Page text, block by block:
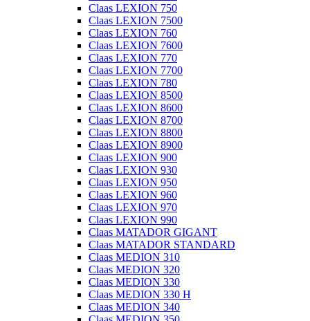
Claas LEXION 750
Claas LEXION 7500
Claas LEXION 760
Claas LEXION 7600
Claas LEXION 770
Claas LEXION 7700
Claas LEXION 780
Claas LEXION 8500
Claas LEXION 8600
Claas LEXION 8700
Claas LEXION 8800
Claas LEXION 8900
Claas LEXION 900
Claas LEXION 930
Claas LEXION 950
Claas LEXION 960
Claas LEXION 970
Claas LEXION 990
Claas MATADOR GIGANT
Claas MATADOR STANDARD
Claas MEDION 310
Claas MEDION 320
Claas MEDION 330
Claas MEDION 330 H
Claas MEDION 340